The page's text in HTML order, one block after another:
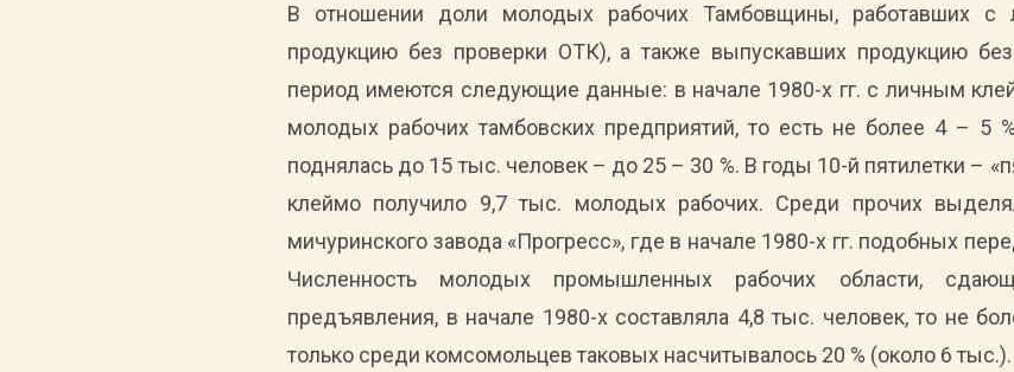
В отношении доли молодых рабочих Тамбовщины, работавших
продукцию без проверки ОТК), а также выпускавших продукцию
период имеются следующие данные: в начале 1980-х гг. с личным
молодых рабочих тамбовских предприятий, то есть не более 4 – 5
поднялась до 15 тыс. человек – до 25 – 30 %. В годы 10-й пятилетки –
клеймо получило 9,7 тыс. молодых рабочих. Среди прочих
мичуринского завода «Прогресс», где в начале 1980-х гг. подобных
Численность молодых промышленных рабочих области,
предъявления, в начале 1980-х составляла 4,8 тыс. человек, то не
только среди комсомольцев таковых насчитывалось 20 % (около 6 тыс.).